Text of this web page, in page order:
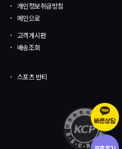
개인정보취급방침
메인으로
고객게시판
배송조회
스포츠 반티